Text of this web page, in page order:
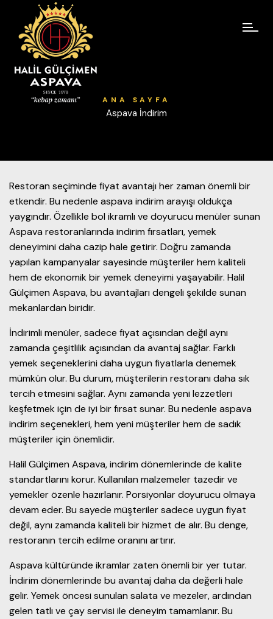
ANA SAYFA
Aspava İndirim
Restoran seçiminde fiyat avantajı her zaman önemli bir
etkendir. Bu nedenle aspava indirim arayışı oldukça
yaygındır. Özellikle bol ikramlı ve doyurucu menüler sunan
Aspava restoranlarında indirim fırsatları, yemek
deneyimini daha cazip hale getirir. Doğru zamanda
yapılan kampanyalar sayesinde müşteriler hem kaliteli
hem de ekonomik bir yemek deneyimi yaşayabilir. Halil
Gülçimen Aspava, bu avantajları dengeli şekilde sunan
mekanlardan biridir.
İndirimli menüler, sadece fiyat açısından değil aynı
zamanda çeşitlilik açısından da avantaj sağlar. Farklı
yemek seçeneklerini daha uygun fiyatlarla denemek
mümkün olur. Bu durum, müşterilerin restoranı daha sık
tercih etmesini sağlar. Aynı zamanda yeni lezzetleri
keşfetmek için de iyi bir fırsat sunar. Bu nedenle aspava
indirim seçenekleri, hem yeni müşteriler hem de sadık
müşteriler için önemlidir.
Halil Gülçimen Aspava, indirim dönemlerinde de kalite
standartlarını korur. Kullanılan malzemeler tazedir ve
yemekler özenle hazırlanır. Porsiyonlar doyurucu olmaya
devam eder. Bu sayede müşteriler sadece uygun fiyat
değil, aynı zamanda kaliteli bir hizmet de alır. Bu denge,
restoranın tercih edilme oranını artırır.
Aspava kültüründe ikramlar zaten önemli bir yer tutar.
İndirim dönemlerinde bu avantaj daha da değerli hale
gelir. Yemek öncesi sunulan salata ve mezeler, ardından
gelen tatlı ve çay servisi ile deneyim tamamlanır. Bu